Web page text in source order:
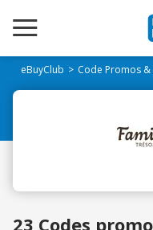
eBuyClub Code Promos &
23 Codes